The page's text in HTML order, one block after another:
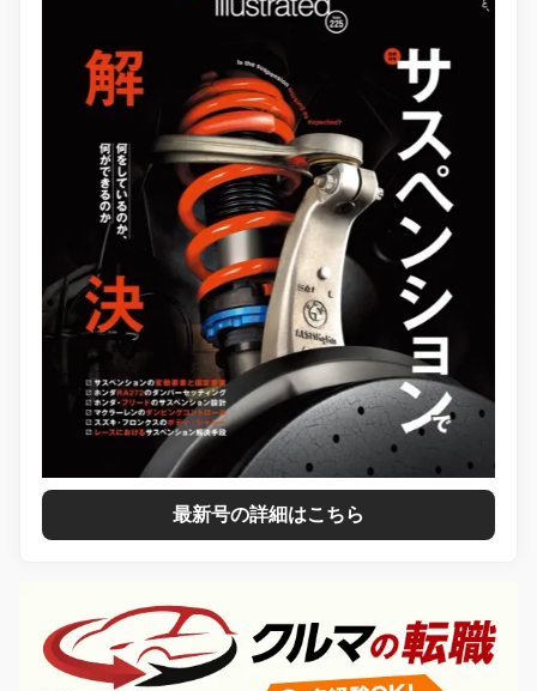
最新号の詳細はこちら